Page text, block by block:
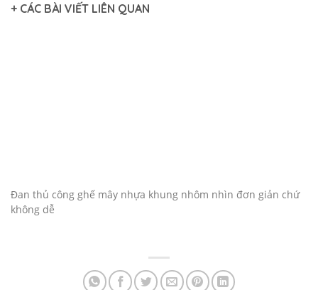
+ CÁC BÀI VIẾT LIÊN QUAN
Đan thủ công ghế mây nhựa khung nhôm nhìn đơn giản chứ
không dễ